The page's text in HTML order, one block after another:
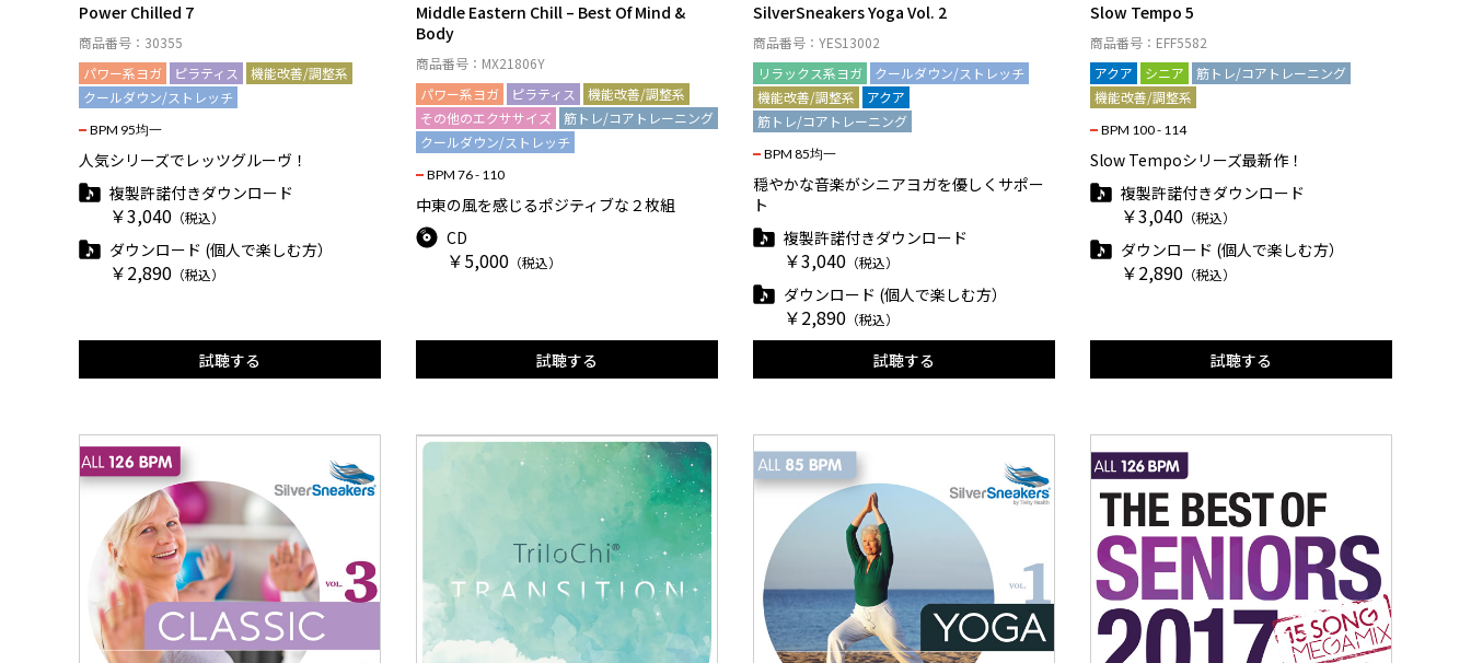
Power Chilled 7
商品番号：30355
パワー系ヨガ
ピラティス
機能改善/調整系
クールダウン/ストレッチ
BPM 95均一
人気シリーズでレッツグルーヴ！
複製許諾付きダウンロード
￥3,040 （税込）
ダウンロード (個人で楽しむ方）
￥2,890 （税込）
試聴する
Middle Eastern Chill – Best Of Mind &
Body
商品番号：MX21806Y
パワー系ヨガ
ピラティス
機能改善/調整系
その他のエクササイズ
筋トレ/コアトレーニング
クールダウン/ストレッチ
BPM 76 - 110
中東の風を感じるポジティブな２枚組
CD
￥5,000 （税込）
試聴する
SilverSneakers Yoga Vol. 2
商品番号：YES13002
リラックス系ヨガ
クールダウン/ストレッチ
機能改善/調整系
アクア
筋トレ/コアトレーニング
BPM 85均一
穏やかな音楽がシニアヨガを優しくサポー
ト
複製許諾付きダウンロード
￥3,040 （税込）
ダウンロード (個人で楽しむ方）
￥2,890 （税込）
試聴する
Slow Tempo 5
商品番号：EFF5582
アクア
シニア
筋トレ/コアトレーニング
機能改善/調整系
BPM 100 - 114
Slow Tempoシリーズ最新作！
複製許諾付きダウンロード
￥3,040 （税込）
ダウンロード (個人で楽しむ方）
￥2,890 （税込）
試聴する